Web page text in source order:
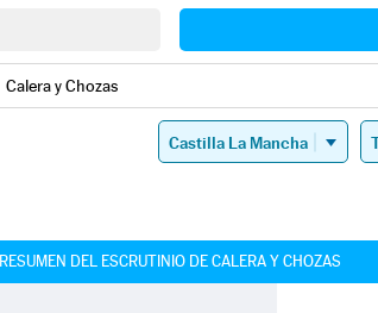
Calera y Chozas
RESUMEN DEL ESCRUTINIO DE CALERA Y CHOZAS